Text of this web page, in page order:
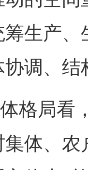
筹生产
协调、
格局看
集体、农